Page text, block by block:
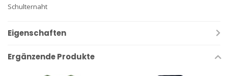
Schulternaht
Eigenschaften
Ergänzende Produkte